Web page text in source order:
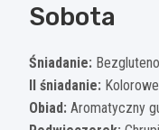
Sobota
Śniadanie:
II śniadanie:
Obiad: Aromatyczny